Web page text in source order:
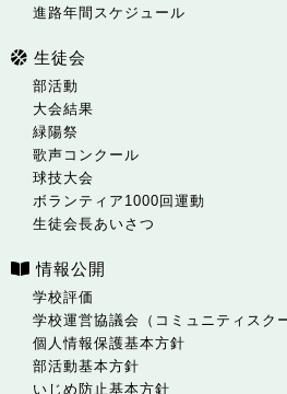
進路年間スケジュール
生徒会
部活動
大会結果
緑陽祭
歌声コンクール
球技大会
ボランティア1000回運動
生徒会長あいさつ
情報公開
学校評価
学校運営協議会（コミュニティスク
個人情報保護基本方針
部活動基本方針
いじめ防止基本方針